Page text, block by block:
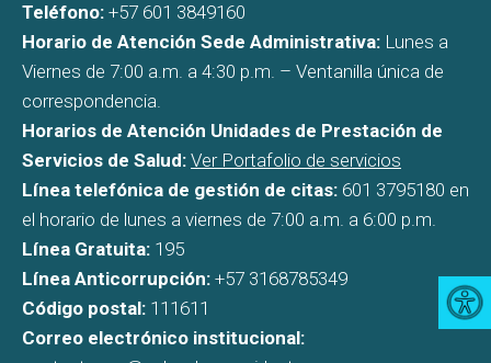
Teléfono: +57 601 3849160
Horario de Atención Sede Administrativa: Lunes a
Viernes de 7:00 a.m. a 4:30 p.m. – Ventanilla única de
correspondencia.
Horarios de Atención Unidades de Prestación de
Servicios de Salud: Ver Portafolio de servicios
Línea telefónica de gestión de citas: 601 3795180 en
el horario de lunes a viernes de 7:00 a.m. a 6:00 p.m.
Línea Gratuita: 195
Línea Anticorrupción: +57 3168785349
Código postal: 111611
Correo electrónico institucional: